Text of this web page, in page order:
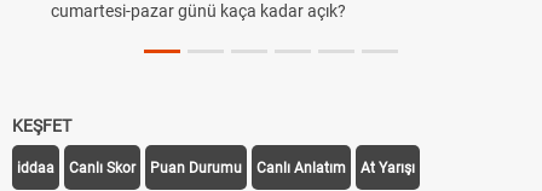
cumartesi-pazar günü kaça kadar açık?
KEŞFET
iddaa Canlı Skor Puan Durumu Canlı Anlatım At Yarışı